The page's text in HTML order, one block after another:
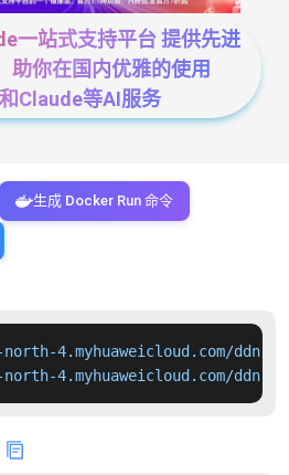
一站式支持平台 提供先进
助你在国内优雅的使用
Claude等AI服务
生成 Docker Run 命令
4.myhuaweicloud.com/ddn-
4.myhuaweicloud.com/